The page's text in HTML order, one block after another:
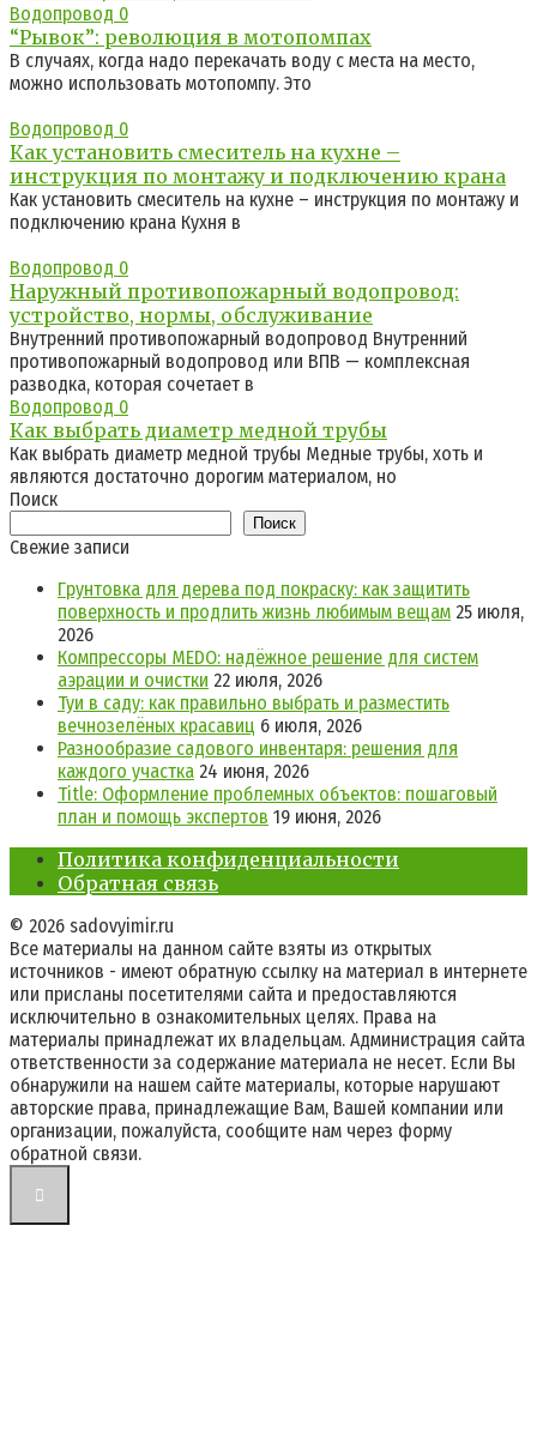
Водопровод 0
“Рывок”: революция в мотопомпах
В случаях, когда надо перекачать воду с места на место,
можно использовать мотопомпу. Это
Водопровод 0
Как установить смеситель на кухне –
инструкция по монтажу и подключению крана
Как установить смеситель на кухне – инструкция по монтажу и
подключению крана Кухня в
Водопровод 0
Наружный противопожарный водопровод:
устройство, нормы, обслуживание
Внутренний противопожарный водопровод Внутренний
противопожарный водопровод или ВПВ — комплексная
разводка, которая сочетает в
Водопровод 0
Как выбрать диаметр медной трубы
Как выбрать диаметр медной трубы Медные трубы, хоть и
являются достаточно дорогим материалом, но
Поиск
Поиск
Свежие записи
Грунтовка для дерева под покраску: как защитить
поверхность и продлить жизнь любимым вещам 25 июля,
2026
Компрессоры MEDO: надёжное решение для систем
аэрации и очистки 22 июля, 2026
Туи в саду: как правильно выбрать и разместить
вечнозелёных красавиц 6 июля, 2026
Разнообразие садового инвентаря: решения для
каждого участка 24 июня, 2026
Title: Оформление проблемных объектов: пошаговый
план и помощь экспертов 19 июня, 2026
Политика конфиденциальности
Обратная связь
© 2026 sadovyimir.ru
Все материалы на данном сайте взяты из открытых
источников - имеют обратную ссылку на материал в интернете
или присланы посетителями сайта и предоставляются
исключительно в ознакомительных целях. Права на
материалы принадлежат их владельцам. Администрация сайта
ответственности за содержание материала не несет. Если Вы
обнаружили на нашем сайте материалы, которые нарушают
авторские права, принадлежащие Вам, Вашей компании или
организации, пожалуйста, сообщите нам через форму
обратной связи.